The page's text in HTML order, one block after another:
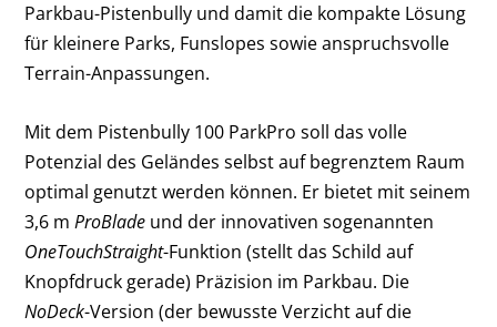
Parkbau-Pistenbully und damit die kompakte Lösung
für kleinere Parks, Funslopes sowie anspruchsvolle
Terrain-Anpassungen.
Mit dem Pistenbully 100 ParkPro soll das volle
Potenzial des Geländes selbst auf begrenztem Raum
optimal genutzt werden können. Er bietet mit seinem
3,6 mProBlade und der innovativen sogenannten
OneTouchStraight-Funktion (stellt das Schild auf
Knopfdruck gerade) Präzision im Parkbau. Die
NoDeck-Version (der bewusste Verzicht auf die